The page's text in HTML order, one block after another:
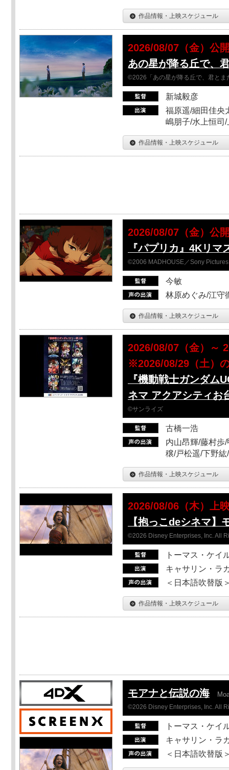
作品情報・上映スケジュール
2026/08/07（金）公
あの星が降る丘で、
©2026「あの星が降る丘で、君とま
新城毅彦
福原遥/細田佳央
嶋朋子/水上恒司
作品情報・上映スケジュール
2026/08/07（金）公
『パプリカ』4Kリマ
©2006 MADHOUSE／Sony
今敏
林原めぐみ/江守
作品情報・上映スケジュール
2026/08/07（金）～
※2026/08/29（土）
『機動戦士ガンダム
ネマ アクアシティお
©サンライズ
古橋一浩
内山昂輝/藤村歩
穣/戸松遥/下野
作品情報・上映スケジュール
2026/08/06（木）上
【抱っこdeシネマ】
©2026 Disney Enterprises, Inc. All
トーマス・ケイ
キャサリン・ラ
＜日本語吹替版
作品情報・上映スケジュール
モアナと伝説の海
©2026 Disney Enterprises, Inc. All
トーマス・ケイ
キャサリン・ラ
＜日本語吹替版